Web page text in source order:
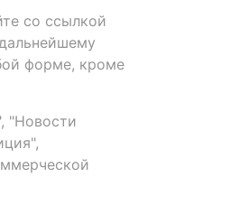
со ссылкой
форме, кроме
"Новости